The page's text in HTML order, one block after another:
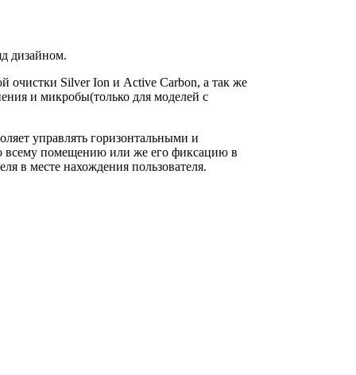
дизайном.
очистки Silver Ion и Active Carbon, а так же
и микробы(только для моделей с
управлять горизонтальными и
всему помещению или же его фиксацию в
в месте нахождения пользователя.